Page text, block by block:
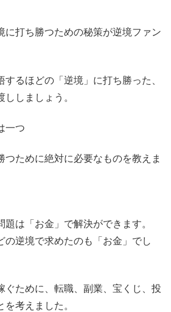
に打ち勝つための秘策が逆境ファン
するほどの「逆境」に打ち勝った、
しましょう。
一つ
つために絶対に必要なものを教えま
題は「お金」で解決ができます。
の逆境で求めたのも「お金」でし
ぐために、転職、副業、宝くじ、投
考えました。